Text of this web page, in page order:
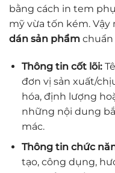
bằng cách in tem
mỹ vừa tốn kém.
dán sản phẩm
Thông tin cốt lõi:
đơn vị sản xuất/
hóa, định lượng
những nội dung
mác.
Thông tin chức
tạo, công dụng,